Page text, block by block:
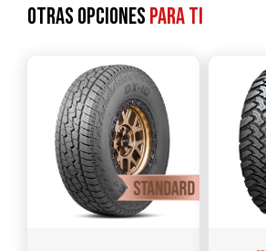
Otras opcionespara ti